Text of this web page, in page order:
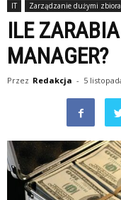
IT Zarządzanie dużymi
ILE
MANAGER?
Przez Redakcja - 5